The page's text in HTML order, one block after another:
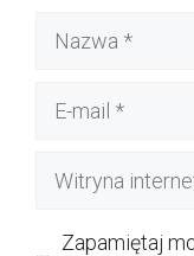
Nazwa
Witryna
Zapamiętaj